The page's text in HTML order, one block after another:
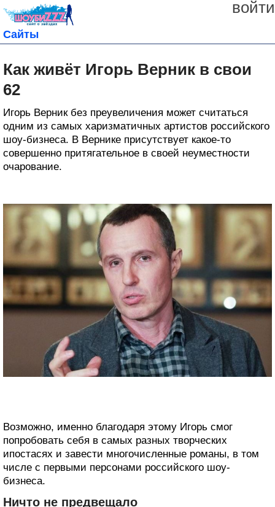
войти
Сайты
Как живёт Игорь Верник в свои
62
Игорь Верник без преувеличения может считаться
одним из самых харизматичных артистов российского
шоу-бизнеса. В Вернике присутствует какое-то
совершенно притягательное в своей неуместности
очарование.
Возможно, именно благодаря этому Игорь смог
попробовать себя в самых разных творческих
ипостасях и завести многочисленные романы, в том
числе с первыми персонами российского шоу-
бизнеса.
Ничто не предвещало